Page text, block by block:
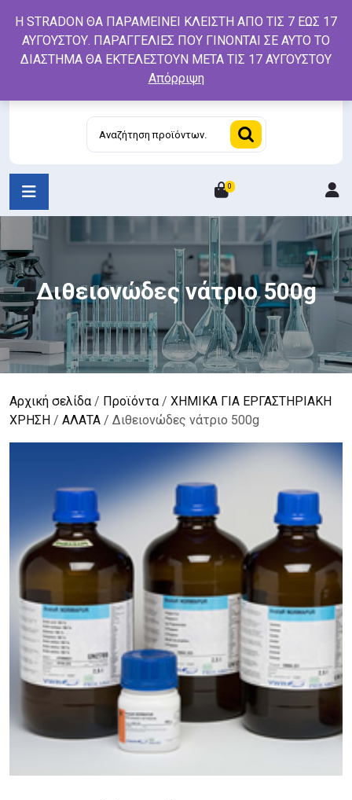
content
Αναζήτηση
0
Διθειονώδες νάτριο 500g
Αρχική σελίδα/ Προϊόντα/ ΧΗΜΙΚΑ ΓΙΑ ΕΡΓΑΣΤΗΡΙΑΚΗ
ΧΡΗΣΗ / ΑΛΑΤΑ / Διθειονώδες νάτριο 500g
Η STRADON ΘΑ ΠΑΡΑΜΕΙΝΕΙ ΚΛΕΙΣΤΗ ΑΠΟ ΤΙΣ 7 ΕΩΣ 17
ΑΥΓΟΥΣΤΟΥ. ΠΑΡΑΓΓΕΛΙΕΣ ΠΟΥ ΓΙΝΟΝΤΑΙ ΣΕ ΑΥΤΟ ΤΟ
ΔΙΑΣΤΗΜΑ ΘΑ ΕΚΤΕΛΕΣΤΟΥΝ ΜΕΤΑ ΤΙΣ 17 ΑΥΓΟΥΣΤΟΥ
Απόρριψη